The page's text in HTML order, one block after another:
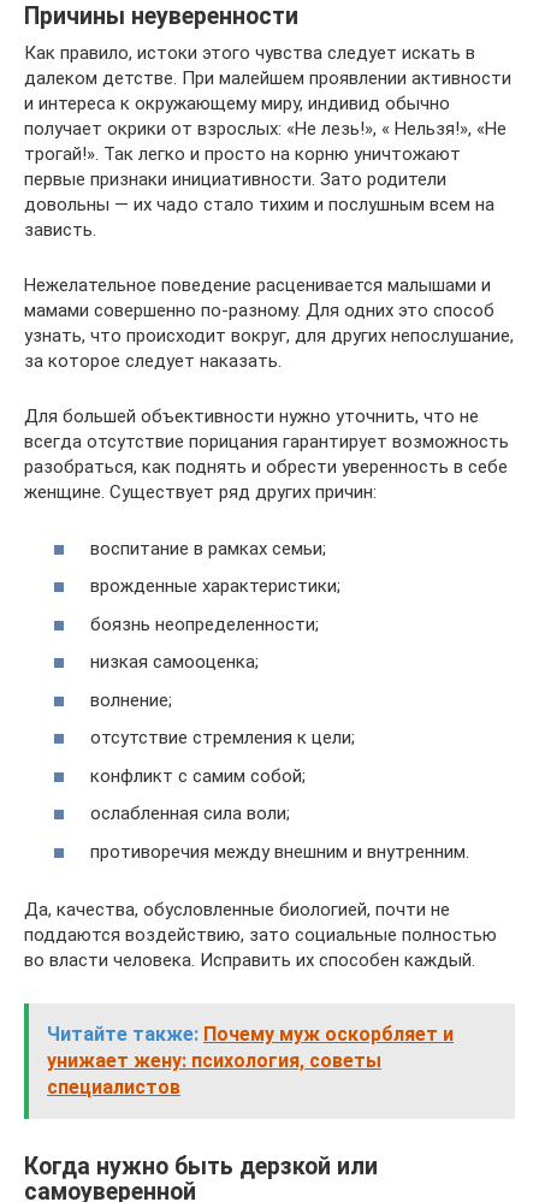
Причины неуверенности
Как правило, истоки этого чувства следует искать в
далеком детстве. При малейшем проявлении активности
и интереса к окружающему миру, индивид обычно
получает окрики от взрослых: «Не лезь!», « Нельзя!», «Не
трогай!». Так легко и просто на корню уничтожают
первые признаки инициативности. Зато родители
довольны — их чадо стало тихим и послушным всем на
зависть.
Нежелательное поведение расценивается малышами и
мамами совершенно по-разному. Для одних это способ
узнать, что происходит вокруг, для других непослушание,
за которое следует наказать.
Для большей объективности нужно уточнить, что не
всегда отсутствие порицания гарантирует возможность
разобраться, как поднять и обрести уверенность в себе
женщине. Существует ряд других причин:
воспитание в рамках семьи;
врожденные характеристики;
боязнь неопределенности;
низкая самооценка;
волнение;
отсутствие стремления к цели;
конфликт с самим собой;
ослабленная сила воли;
противоречия между внешним и внутренним.
Да, качества, обусловленные биологией, почти не
поддаются воздействию, зато социальные полностью
во власти человека. Исправить их способен каждый.
Читайте также: Почему муж оскорбляет и
унижает жену: психология, советы
специалистов
Когда нужно быть дерзкой или
самоуверенной